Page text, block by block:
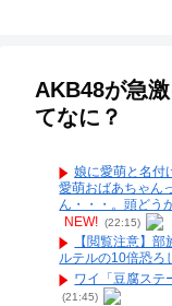
AKB48が急
てなに？
娘に愛萌と名付
愛萌おばあちゃん
ん・・・。頭どう
NEW! (22:15)
【閲覧注意】
ルテルの10倍恐ろ
ワイ「豆腐ステ
(21:45)